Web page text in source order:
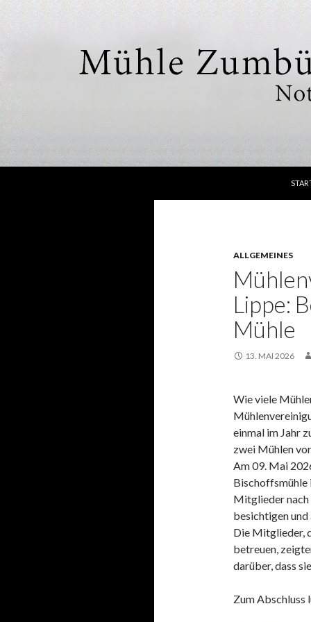
ALLGEMEINES
Lippe:
Mühle
13. MAI 2026
Wie viele
einmal im Jahr
zwei Mühlen
Am 09. Mai
Bischoffsmühle
Mitglieder nach
besichtigen
Die Mitglieder,
betreuen,
darüber, dass
Zum Abschluss